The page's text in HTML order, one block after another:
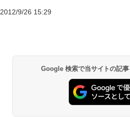
2012/9/26 15:29
Google 検索で当サイトの記